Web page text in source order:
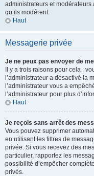
administrateurs et modérateurs
qu’ils modèrent.
Haut
Messagerie privée
Je ne peux pas envoyer de
Il y a trois raisons pour cela :
l’administrateur a désactivé la
l’administrateur vous a
l’administrateur pour plus
Haut
Je reçois sans arrêt des
Vous pouvez supprimer
en utilisant les filtres de
privée. Si vous recevez des
particulier, rapportez les
possibilité d’empêcher
privés.